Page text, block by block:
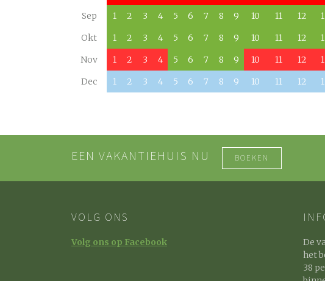
Sep
1 2 3 4 5 6 7 8 9 10 11 12
Okt
1 2 3 4 5 6 7 8 9 10 11 12
Nov
1 2 3 4 5 6 7 8 9 10 11 12
Dec
1 2 3 4 5 6 7 8 9 10 11 12
EEN VAKANTIEHUIS NU BOEKEN
VOLG ONS
Volg ons op Facebook
De
het
38